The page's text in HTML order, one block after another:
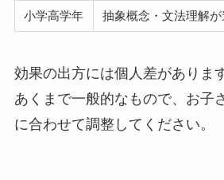
小学高学年 抽象概念・文法理解が
効果の出方には個人差がありま
あくまで一般的なもので、お子
に合わせて調整してください。